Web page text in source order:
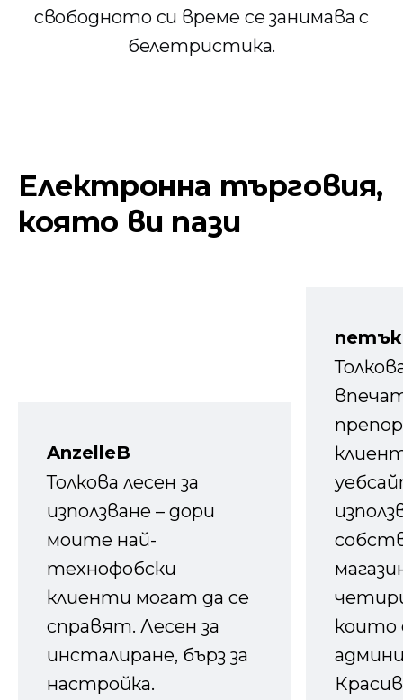
свободното си време се занимава с
белетристика.
Електронна търговия,
която ви пази
AnzelleB
Толкова лесен за
използване – дори
моите най-
технофобски
клиенти могат да се
справят. Лесен за
инсталиране, бърз за
настройка.
които